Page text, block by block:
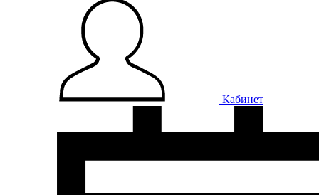
Кабинет